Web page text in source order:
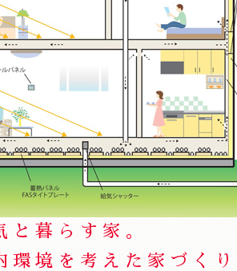
と暮らす家。
環境を考えた家づく